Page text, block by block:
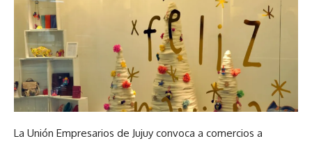
La Unión Empresarios de Jujuy convoca a comercios a